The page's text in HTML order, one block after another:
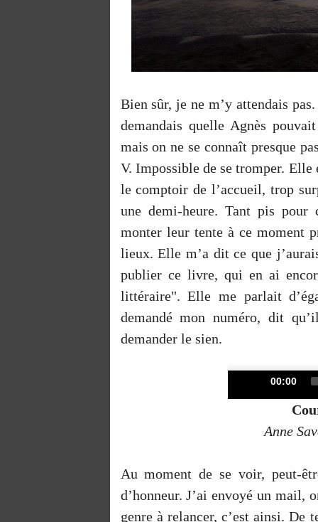
Bien sûr, je ne m’y attendais
demandais quelle Agnès
mais on ne se connaît presque
V. Impossible de se tromper.
le comptoir de l’accueil, trop
une demi-heure. Tant pis pour
monter leur tente à ce moment
lieux. Elle m’a dit ce que
publier ce livre, qui en ai
littéraire". Elle me parlait
demandé mon numéro, dit
demander le sien.
Current
00:00
Anne
Au moment de se voir, peut-
d’honneur. J’ai envoyé un mail,
genre à relancer, c’est ainsi. De